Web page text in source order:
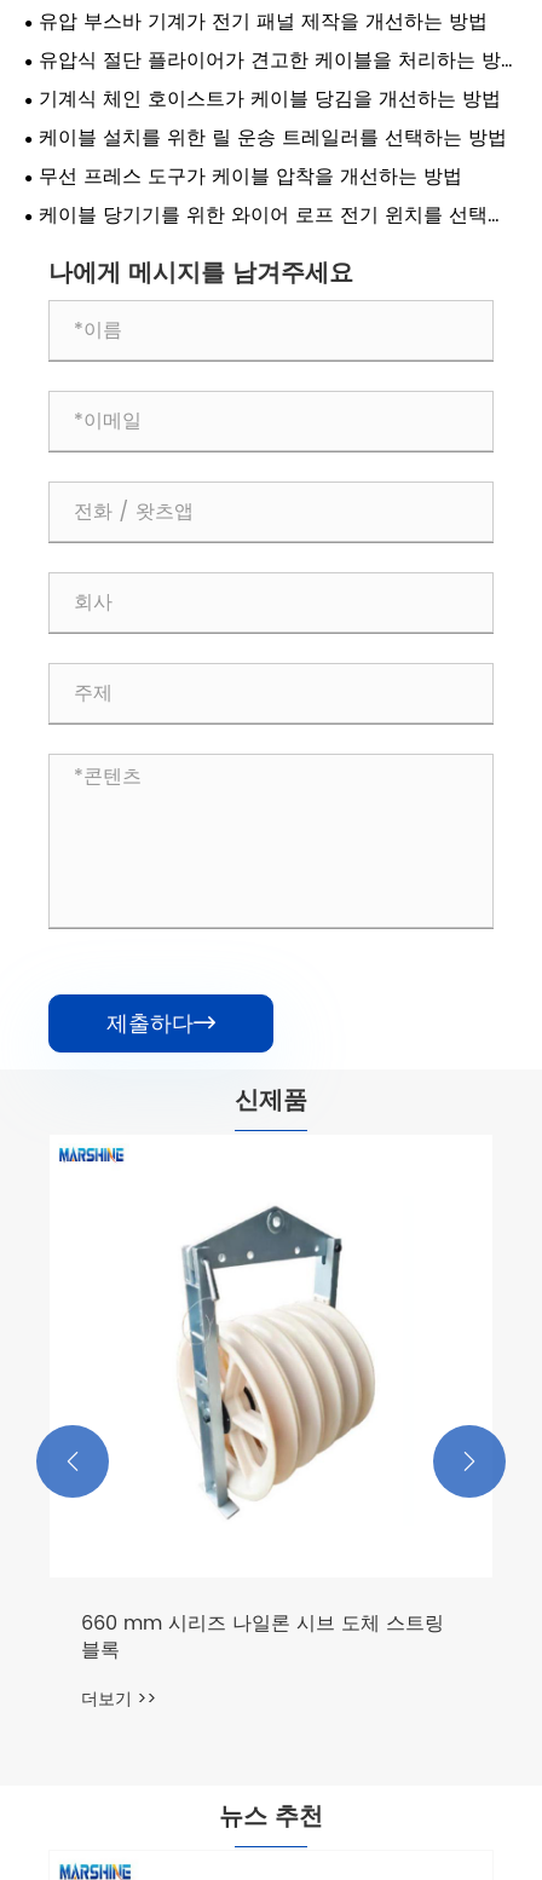
유압 부스바 기계가 전기 패널 제작을 개선하는 방법
유압식 절단 플라이어가 견고한 케이블을 처리하는 방
법기계식 체인 호이스트가 케이블 당김을 개선하는 방법
케이블 설치를 위한 릴 운송 트레일러를 선택하는 방법
무선 프레스 도구가 케이블 압착을 개선하는 방법
케이블 당기기를 위한 와이어 로프 전기 윈치를 선택하
나에게 메시지를 남겨주세요
제출하다
신제품
660 mm 시리즈 나일론 시브 도체 스트링
블록
더보기 >>
 
뉴스 추천